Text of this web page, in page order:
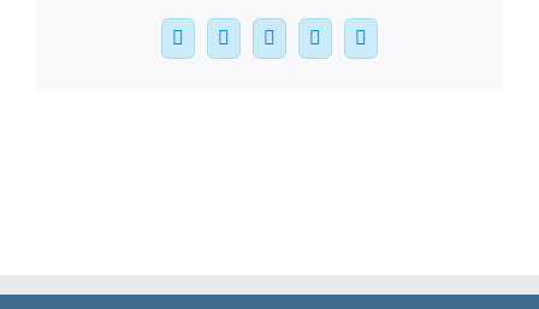
Facebook
X WhatsAppPinterest
E-
Mail